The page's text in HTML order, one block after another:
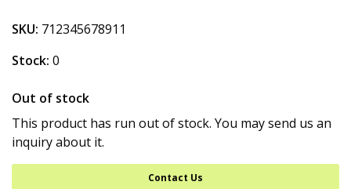
SKU: 712345678911
Stock: 0
Out of stock
This product has run out of stock. You may send us an
inquiry about it.
Contact Us